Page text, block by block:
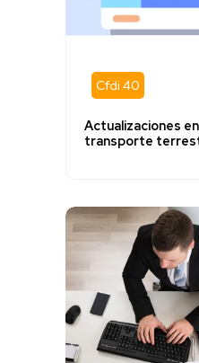
Cfdi 40
Actualizaciones
transporte